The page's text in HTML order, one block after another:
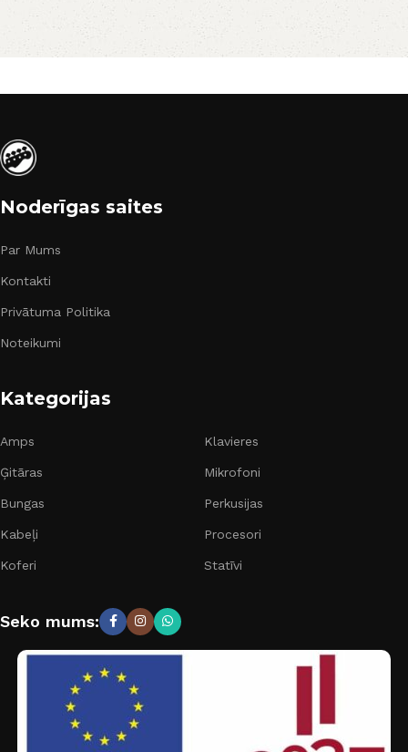
Noderīgas saites
Par Mums
Kontakti
Privātuma Politika
Noteikumi
Kategorijas
Amps
Ģitāras
Bungas
Kabeļi
Koferi
Klavieres
Mikrofoni
Perkusijas
Procesori
Statīvi
Seko mums: